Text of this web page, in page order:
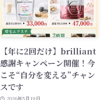
【年に2回だけ】brilliant
感謝キャンペーン開催！今
こそ“自分を変える”チャン
スです
2026年5月19日